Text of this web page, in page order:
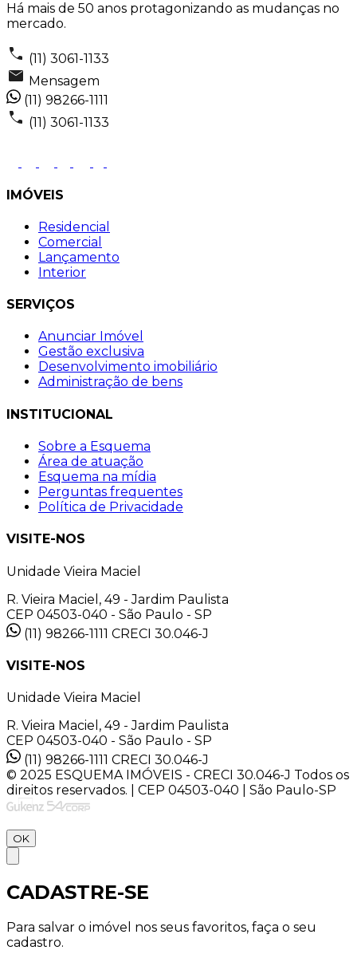
Há mais de 50 anos protagonizando as mudanças no
mercado.
(11) 3061-1133
Mensagem
(11) 98266-1111
(11) 3061-1133
IMÓVEIS
Residencial
Comercial
Lançamento
Interior
SERVIÇOS
Anunciar Imóvel
Gestão exclusiva
Desenvolvimento imobiliário
Administração de bens
INSTITUCIONAL
Sobre a Esquema
Área de atuação
Esquema na mídia
Perguntas frequentes
Política de Privacidade
VISITE-NOS
Unidade Vieira Maciel
R. Vieira Maciel, 49 - Jardim Paulista
CEP 04503-040 - São Paulo - SP
(11) 98266-1111 CRECI 30.046-J
VISITE-NOS
Unidade Vieira Maciel
R. Vieira Maciel, 49 - Jardim Paulista
CEP 04503-040 - São Paulo - SP
(11) 98266-1111 CRECI 30.046-J
© 2025 ESQUEMA IMÓVEIS - CRECI 30.046-J Todos os
direitos reservados. | CEP 04503-040 | São Paulo-SP
OK
CADASTRE-SE
Para salvar o imóvel nos seus favoritos, faça o seu
cadastro.